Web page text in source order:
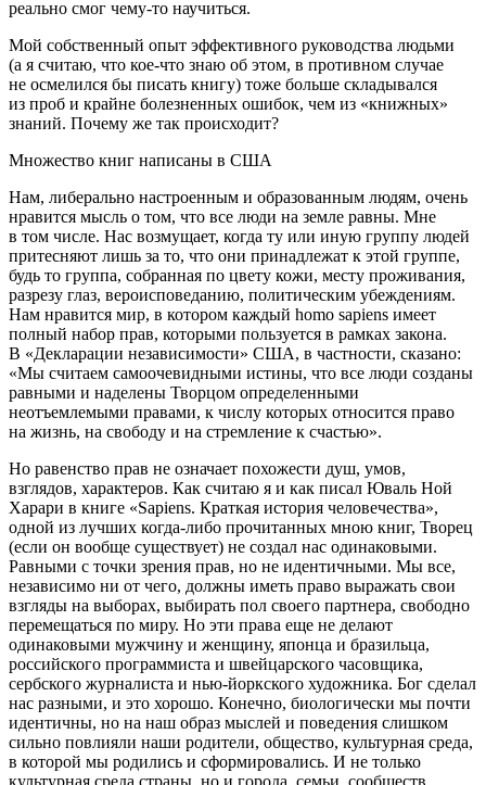
реально смог чему-то научиться.
Мой собственный опыт эффективного руководства людьми
(а я считаю, что кое-что знаю об этом, в противном случае
не осмелился бы писать книгу) тоже больше складывался
из проб и крайне болезненных ошибок, чем из «книжных»
знаний. Почему же так происходит?
Множество книг написаны в США
Нам, либерально настроенным и образованным людям, очень
нравится мысль о том, что все люди на земле равны. Мне
в том числе. Нас возмущает, когда ту или иную группу людей
притесняют лишь за то, что они принадлежат к этой группе,
будь то группа, собранная по цвету кожи, месту проживания,
разрезу глаз, вероисповеданию, политическим убеждениям.
Нам нравится мир, в котором каждый homo sapiens имеет
полный набор прав, которыми пользуется в рамках закона.
В «Декларации независимости» США, в частности, сказано:
«Мы считаем самоочевидными истины, что все люди созданы
равными и наделены Творцом определенными
неотъемлемыми правами, к числу которых относится право
на жизнь, на свободу и на стремление к счастью».
Но равенство прав не означает похожести душ, умов,
взглядов, характеров. Как считаю я и как писал Юваль Ной
Харари в книге «Sapiens. Краткая история человечества»,
одной из лучших когда-либо прочитанных мною книг, Творец
(если он вообще существует) не создал нас одинаковыми.
Равными с точки зрения прав, но не идентичными. Мы все,
независимо ни от чего, должны иметь право выражать свои
взгляды на выборах, выбирать пол своего партнера, свободно
перемещаться по миру. Но эти права еще не делают
одинаковыми мужчину и женщину, японца и бразильца,
российского программиста и швейцарского часовщика,
сербского журналиста и нью-йоркского художника. Бог сделал
нас разными, и это хорошо. Конечно, биологически мы почти
идентичны, но на наш образ мыслей и поведения слишком
сильно повлияли наши родители, общество, культурная среда,
в которой мы родились и сформировались. И не только